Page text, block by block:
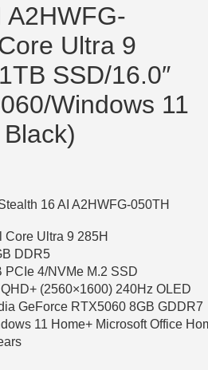
A2HWFG-
Ultra 9
SSD/16.0″
Windows 11
16 AI A2HWFG-050TH
Core Ultra 9 285H
DDR5
PCIe 4/NVMe M.2 SSD
QHD+ (2560×1600) 240Hz OLED
GeForce RTX5060 8GB GDDR7
11 Home+ Microsoft Office